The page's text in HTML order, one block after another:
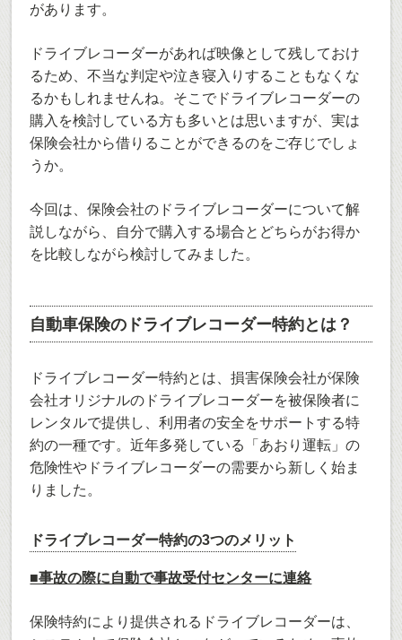
があります。
ドライブレコーダーがあれば映像として残しておけ
るため、不当な判定や泣き寝入りすることもなくな
るかもしれませんね。そこでドライブレコーダーの
購入を検討している方も多いとは思いますが、実は
保険会社から借りることができるのをご存じでしょ
うか。
今回は、保険会社のドライブレコーダーについて解
説しながら、自分で購入する場合とどちらがお得か
を比較しながら検討してみました。
自動車保険のドライブレコーダー特約とは？
ドライブレコーダー特約とは、損害保険会社が保険
会社オリジナルのドライブレコーダーを被保険者に
レンタルで提供し、利用者の安全をサポートする特
約の一種です。近年多発している「あおり運転」の
危険性やドライブレコーダーの需要から新しく始ま
りました。
ドライブレコーダー特約の3つのメリット
■事故の際に自動で事故受付センターに連絡
保険特約により提供されるドライブレコーダーは、